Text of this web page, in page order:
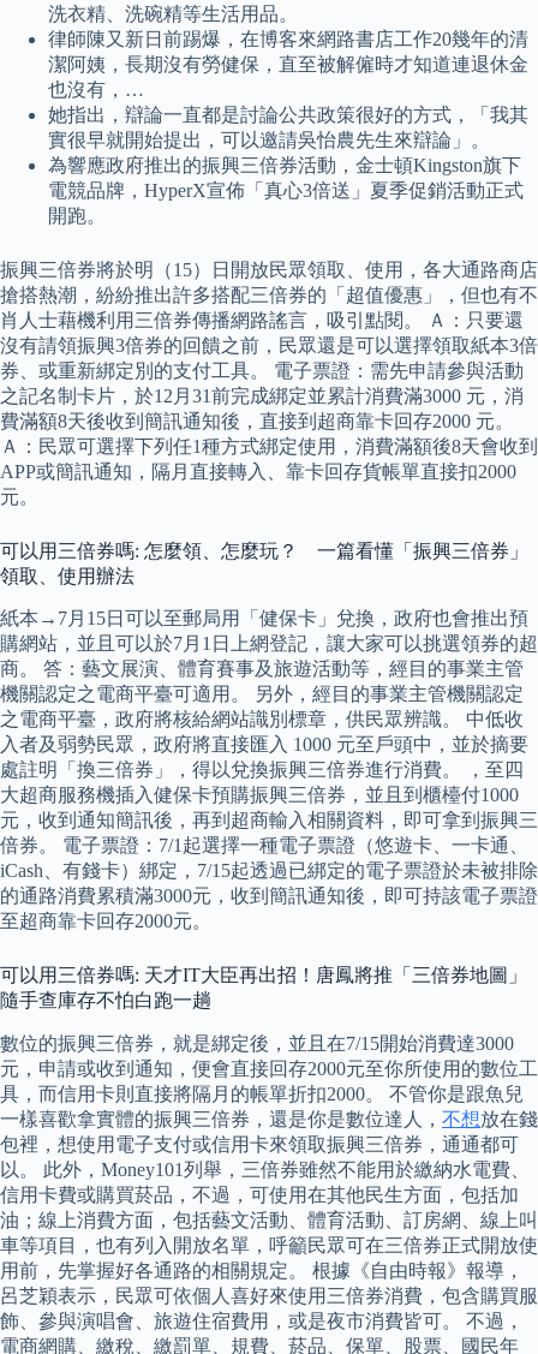
洗衣精、洗碗精等生活用品。
律師陳又新日前踢爆，在博客來網路書店工作20幾年的清
潔阿姨，長期沒有勞健保，直至被解僱時才知道連退休金
也沒有，…
她指出，辯論一直都是討論公共政策很好的方式，「我其
實很早就開始提出，可以邀請吳怡農先生來辯論」。
為響應政府推出的振興三倍券活動，金士頓Kingston旗下
電競品牌，HyperX宣佈「真心3倍送」夏季促銷活動正式
開跑。
振興三倍券將於明（15）日開放民眾領取、使用，各大通路商店
搶搭熱潮，紛紛推出許多搭配三倍券的「超值優惠」，但也有不
肖人士藉機利用三倍券傳播網路謠言，吸引點閱。 Ａ：只要還
沒有請領振興3倍券的回饋之前，民眾還是可以選擇領取紙本3倍
券、或重新綁定別的支付工具。 電子票證：需先申請參與活動
之記名制卡片，於12月31前完成綁定並累計消費滿3000 元，消
費滿額8天後收到簡訊通知後，直接到超商靠卡回存2000 元。
Ａ：民眾可選擇下列任1種方式綁定使用，消費滿額後8天會收到
APP或簡訊通知，隔月直接轉入、靠卡回存貨帳單直接扣2000
元。
可以用三倍券嗎: 怎麼領、怎麼玩？ 一篇看懂「振興三倍券」
領取、使用辦法
紙本→7月15日可以至郵局用「健保卡」兌換，政府也會推出預
購網站，並且可以於7月1日上網登記，讓大家可以挑選領券的超
商。 答：藝文展演、體育賽事及旅遊活動等，經目的事業主管
機關認定之電商平臺可適用。 另外，經目的事業主管機關認定
之電商平臺，政府將核給網站識別標章，供民眾辨識。 中低收
入者及弱勢民眾，政府將直接匯入 1000 元至戶頭中，並於摘要
處註明「換三倍券」，得以兌換振興三倍券進行消費。 ，至四
大超商服務機插入健保卡預購振興三倍券，並且到櫃檯付1000
元，收到通知簡訊後，再到超商輸入相關資料，即可拿到振興三
倍券。 電子票證：7/1起選擇一種電子票證（悠遊卡、一卡通、
iCash、有錢卡）綁定，7/15起透過已綁定的電子票證於未被排除
的通路消費累積滿3000元，收到簡訊通知後，即可持該電子票證
至超商靠卡回存2000元。
可以用三倍券嗎: 天才IT大臣再出招！唐鳳將推「三倍券地圖」
隨手查庫存不怕白跑一趟
數位的振興三倍券，就是綁定後，並且在7/15開始消費達3000
元，申請或收到通知，便會直接回存2000元至你所使用的數位工
具，而信用卡則直接將隔月的帳單折扣2000。 不管你是跟魚兒
一樣喜歡拿實體的振興三倍券，還是你是數位達人， 不想放在錢
包裡，想使用電子支付或信用卡來領取振興三倍券，通通都可
以。 此外，Money101列舉，三倍券雖然不能用於繳納水電費、
信用卡費或購買菸品，不過，可使用在其他民生方面，包括加
油；線上消費方面，包括藝文活動、體育活動、訂房網、線上叫
車等項目，也有列入開放名單，呼籲民眾可在三倍券正式開放使
用前，先掌握好各通路的相關規定。 根據《自由時報》報導，
呂芝穎表示，民眾可依個人喜好來使用三倍券消費，包含購買服
飾、參與演唱會、旅遊住宿費用，或是夜市消費皆可。 不過，
電商網購、繳稅、繳罰單、規費、菸品、保單、股票、國民年